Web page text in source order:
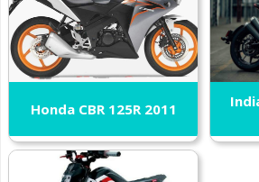
Honda CBR 125R 2011